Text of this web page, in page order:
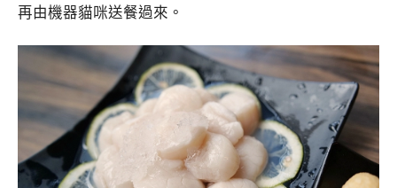
再由機器貓咪送餐過來。